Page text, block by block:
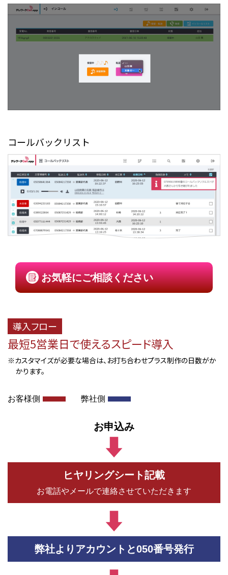
コールバックリスト
お気軽にご相談ください
導入フロー
最短5営業日で使えるスピード導入
※カスタマイズが必要な場合は、お打ち合わせプラス制作の日数がか
かります。
お客様側 弊社側
お申込み
ヒヤリングシート記載
お電話やメールで連絡させていただきます
弊社よりアカウントと050番号発行